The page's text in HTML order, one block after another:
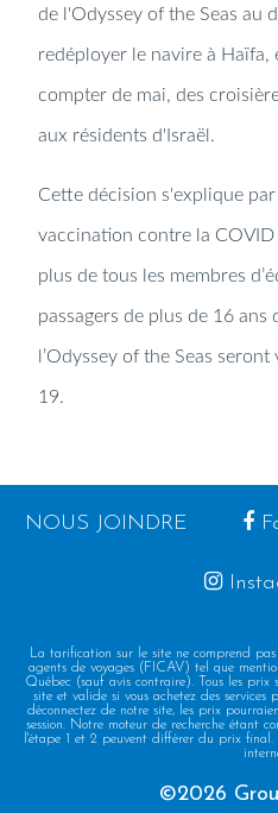
de l'Odyssey of the Seas au
redéployer le navire à Haïfa,
compter de mai, des
aux résidents d'Israël.
Cette décision s'explique
vaccination contre la COVID
plus de tous les membres
passagers de plus de 16 ans
l’Odyssey of the Seas
19.
NOUS JOINDRE
La tarification sur le site ne comprend
agents de voyages (FICAV) tel que
Québec (sauf avis contraire). Tous les prix
site et valide si vous achetez des services
déconnectez de notre site, les prix
session. Notre moteur de recherche étant
l'étape 1 et 2 peuvent différer du prix
©2026